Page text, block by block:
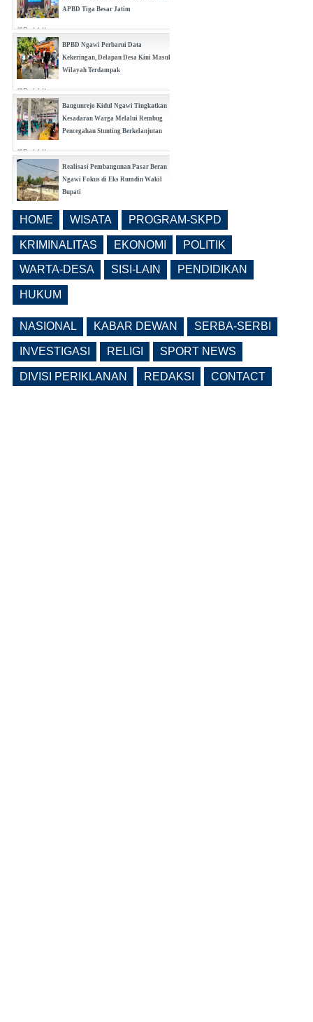
APBD Tiga Besar Jatim
(0 Reply(s))
BPBD Ngawi Perbarui Data
Kekeringan, Delapan Desa Kini Masuk
Wilayah Terdampak
(0 Reply(s))
Bangunrejo Kidul Ngawi Tingkatkan
Kesadaran Warga Melalui Rembug
Pencegahan Stunting Berkelanjutan
(0 Reply(s))
Realisasi Pembangunan Pasar Beran
Ngawi Fokus di Eks Rumdin Wakil
Bupati
Buka Seleksi Direktur PDAM Definitif
(0 Reply(s))
HOME WISATA PROGRAM-SKPD
KRIMINALITAS EKONOMI POLITIK
WARTA-DESA SISI-LAIN PENDIDIKAN
HUKUM
NASIONAL KABAR DEWAN SERBA-SERBI
INVESTIGASI RELIGI SPORT NEWS
DIVISI PERIKLANAN REDAKSI CONTACT